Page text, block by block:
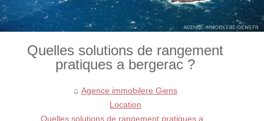
Quelles solutions de rangement
pratiques a bergerac ?
Agence immobilere Giens
Location
Quelles solutions de rangement pratiques a...